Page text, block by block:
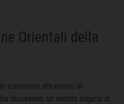
Orientali della
esprimere attraverso un
diocesano, un sentito augurio di